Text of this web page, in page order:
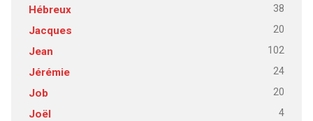
Hébreux 38
Jacques 20
Jean 102
Jérémie 24
Job 20
Joël 4